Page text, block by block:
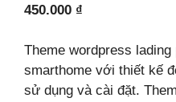
450.000 ₫
Theme wordpress
smarthome với thiết kế
sử dụng và cài đặt.